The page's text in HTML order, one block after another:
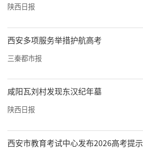
陕西日报
西安多项服务举措护航高考
三秦都市报
咸阳瓦刘村发现东汉纪年墓
陕西日报
西安市教育考试中心发布2026高考提示